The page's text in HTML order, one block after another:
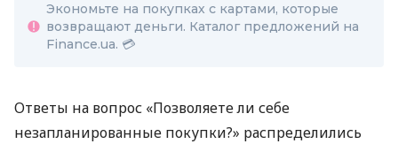
Экономьте на покупках с картами, которые
возвращают деньги. Каталог предложений на
Finance.ua. 💳
Ответы на вопрос «Позволяете ли себе
незапланированные покупки?» распределились